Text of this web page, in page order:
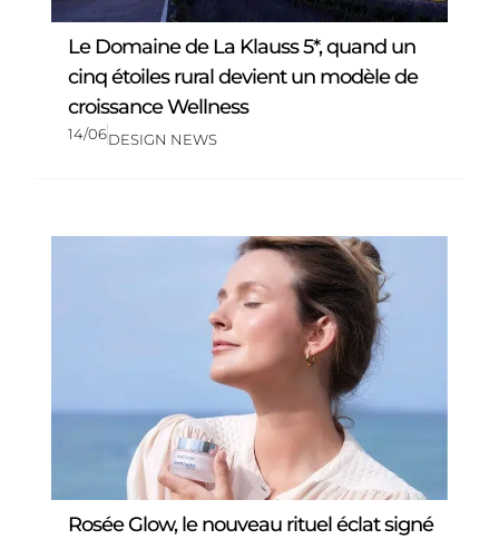
Le Domaine de La Klauss 5*, quand un
cinq étoiles rural devient un modèle de
croissance Wellness
14/06DESIGN NEWS
Rosée Glow, le nouveau rituel éclat signé